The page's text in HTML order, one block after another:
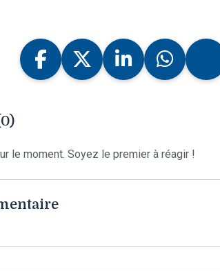
le moment. Soyez le premier à réagir !